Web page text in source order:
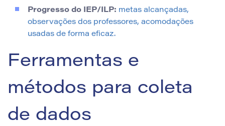
Progresso do IEP/ILP: metas alcançadas,
observações dos professores, acomodações
usadas de forma eficaz.
Ferramentas e
métodos para coleta
de dados